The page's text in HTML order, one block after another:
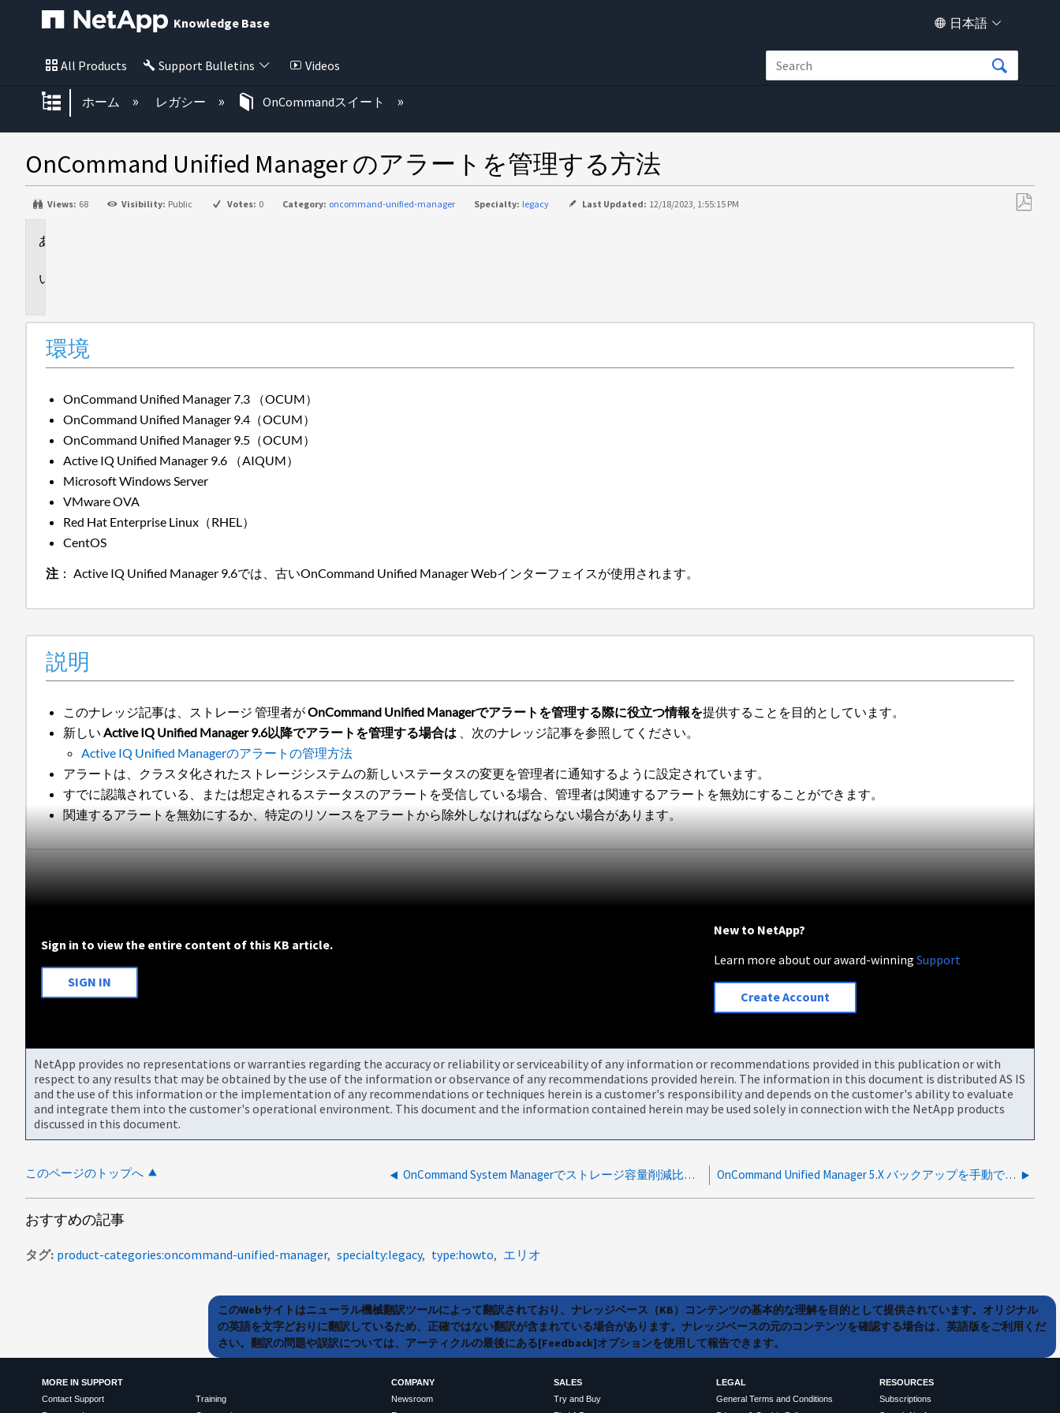
Knowledge Base 日本語
All Products Support Bulletins Videos
グローバル階層を展開/折りたたむ
ホーム レガシー OnCommandスイート
OnCommand Unified Manager のアラートを管理する方法
Views: 68 Visibility: Public Votes: 0 Category: oncommand-unified-manager Specialty: legacy Last Updated: 12/18/2023, 1:55:15 PM
環境
OnCommand Unified Manager 7.3 （OCUM）
OnCommand Unified Manager 9.4（OCUM）
OnCommand Unified Manager 9.5（OCUM）
Active IQ Unified Manager 9.6 （AIQUM）
Microsoft Windows Server
VMware OVA
Red Hat Enterprise Linux（RHEL）
CentOS
注 ： Active IQ Unified Manager 9.6では、古いOnCommand Unified Manager Webインターフェイスが使用されます。
説明
このナレッジ記事は、ストレージ 管理者がOnCommand Unified Managerでアラートを管理する際に役立つ情報を提供することを目的としています。
新しい Active IQ Unified Manager 9.6以降でアラートを管理する場合は 、次のナレッジ記事を参照してください。
Active IQ Unified Managerのアラートの管理方法
アラートは、クラスタ化されたストレージシステムの新しいステータスの変更を管理者に通知するように設定されています。
すでに認識されている、または想定されるステータスのアラートを受信している場合、管理者は関連するアラートを無効にすることができます。
関連するアラートを無効にするか、特定のリソースをアラートから除外しなければならない場合があります。
Sign in to view the entire content of this KB article.
SIGN IN
New to NetApp?
Learn more about our award-winningSupport
Create Account
NetApp provides no representations or warranties regarding the accuracy or reliability or serviceability of any information or recommendations provided in this publication or with
respect to any results that may be obtained by the use of the information or observance of any recommendations provided herein. The information in this document is distributed AS IS
and the use of this information or the implementation of any recommendations or techniques herein is a customer's responsibility and depends on the customer's ability to evaluate
and integrate them into the customer's operational environment. This document and the information contained herein may be used solely in connection with the NetApp products
discussed in this document.
このページのトップへ OnCommand System Managerでストレージ容量削減比率を解釈する方法 OnCommand Unified Manager 5.X バックアップを手動で作成する方法
おすすめの記事
タグ product-categories:oncommand-unified-manager specialty:legacy type:howto エリオ
このWebサイトはニューラル機械翻訳ツールによって翻訳されており、ナレッジベース（KB）コンテンツの基本的な理解を目的として提供されています。オリジナル
の英語を文字どおりに翻訳しているため、正確ではない翻訳が含まれている場合があります。ナレッジベースの元のコンテンツを確認する場合は、英語版をご利用くだ
さい。翻訳の問題や誤訳については、アーティクルの最後にある[Feedback]オプションを使用して報告できます。
MORE IN SUPPORT
Contact Support
Training
COMPANY
Newsroom
SALES
Try and Buy
LEGAL
General Terms and Conditions
RESOURCES
Subscriptions